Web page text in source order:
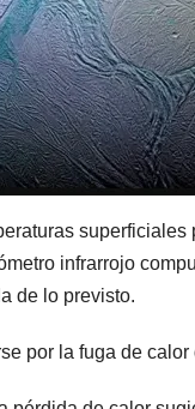
infrarrojo
de lo previsto.
por la fuga de